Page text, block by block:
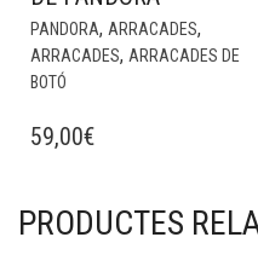
PANDORA, ARRACADES,
ARRACADES, ARRACADES DE
BOTÓ
59,00€
PRODUCTES